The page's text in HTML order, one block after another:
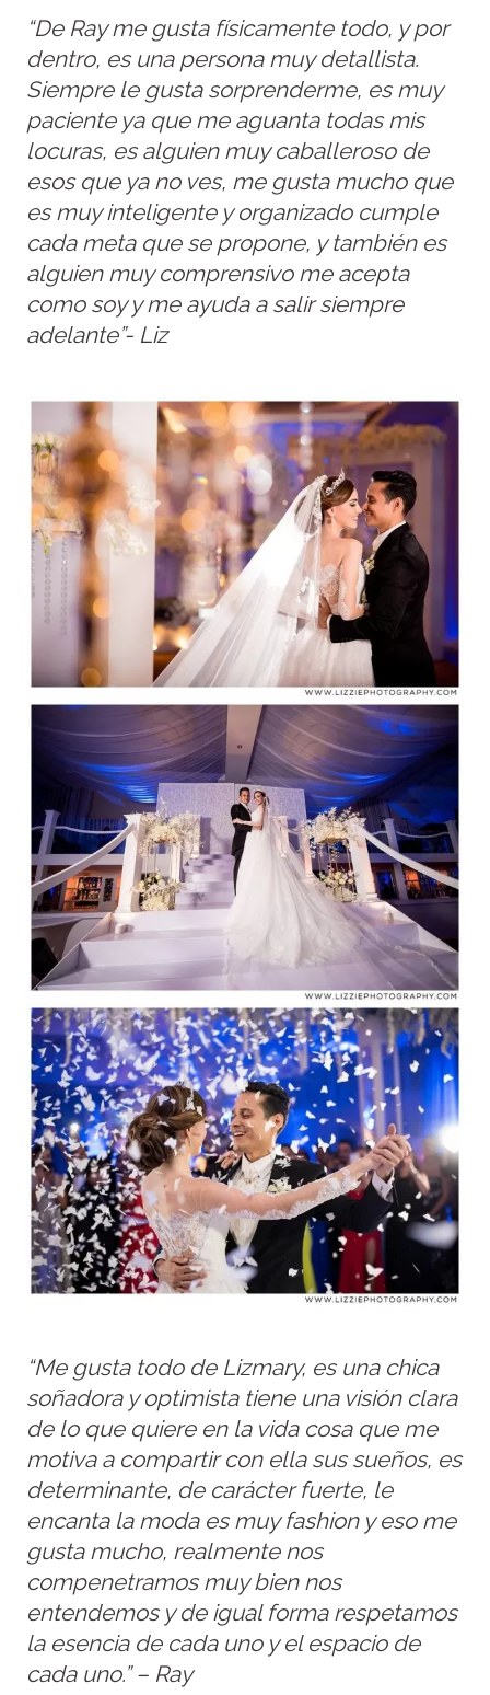
“De Ray me gusta físicamente todo, y por
dentro, es una persona muy detallista.
Siempre le gusta sorprenderme, es muy
paciente ya que me aguanta todas mis
locuras, es alguien muy caballeroso de
esos que ya no ves, me gusta mucho que
es muy inteligente y organizado cumple
cada meta que se propone, y también es
alguien muy comprensivo me acepta
como soy y me ayuda a salir siempre
adelante”- Liz
“Me gusta todo de Lizmary, es una chica
soñadora y optimista tiene una visión clara
de lo que quiere en la vida cosa que me
motiva a compartir con ella sus sueños, es
determinante, de carácter fuerte, le
encanta la moda es muy fashion y eso me
gusta mucho, realmente nos
compenetramos muy bien nos
entendemos y de igual forma respetamos
la esencia de cada uno y el espacio de
cada uno.” – Ray